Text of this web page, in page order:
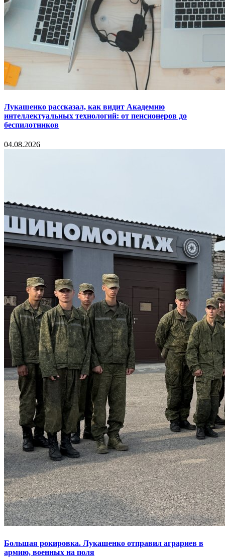
Лукашенко рассказал, как видит Академию
интеллектуальных технологий: от пенсионеров до
беспилотников
04.08.2026
Большая рокировка. Лукашенко отправил аграриев в
армию, военных на поля